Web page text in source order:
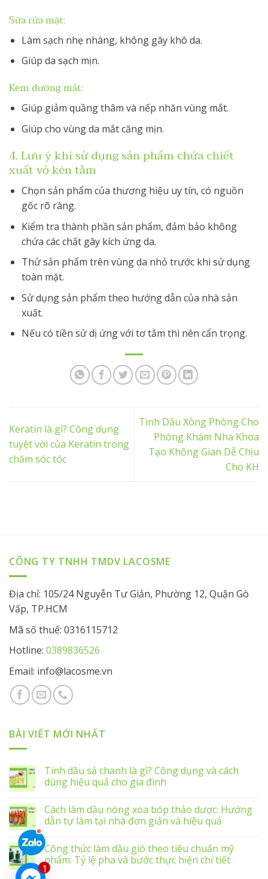
Sữa rửa mặt:
Làm sạch nhẹ nhàng, không gây khô da.
Giúp da sạch mịn.
Kem dưỡng mắt:
Giúp giảm quầng thâm và nếp nhăn vùng mắt.
Giúp cho vùng da mắt căng mịn.
4. Lưu ý khi sử dụng sản phẩm chứa chiết
xuất vỏ kén tằm
Chọn sản phẩm của thương hiệu uy tín, có nguồn
gốc rõ ràng.
Kiểm tra thành phần sản phẩm, đảm bảo không
chứa các chất gây kích ứng da.
Thử sản phẩm trên vùng da nhỏ trước khi sử dụng
toàn mặt.
Sử dụng sản phẩm theo hướng dẫn của nhà sản
xuất.
Nếu có tiền sử dị ứng với tơ tằm thì nên cẩn trọng.
Keratin là gì? Công dụng
tuyệt vời của Keratin trong
chăm sóc tóc
Tinh Dầu Xông Phòng Cho
Phòng Khám Nha Khoa
Tạo Không Gian Dễ Chịu
Cho KH
CÔNG TY TNHH TMDV LACOSME
Địa chỉ: 105/24 Nguyễn Tư Giản, Phường 12, Quận Gò
Vấp, TP.HCM
Mã số thuế: 0316115712
Hotline: 0389836526
Email: info@lacosme.vn
BÀI VIẾT MỚI NHẤT
Tinh dầu sả chanh là gì? Công dụng và cách
dùng hiệu quả cho gia đình
Cách làm dầu nóng xoa bóp thảo dược: Hướng
dẫn tự làm tại nhà đơn giản và hiệu quả
Công thức làm dầu gió theo tiêu chuẩn mỹ
phẩm: Tỷ lệ pha và bước thực hiện chi tiết
1